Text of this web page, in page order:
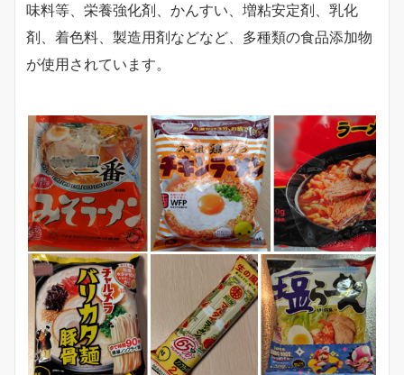
味料等、栄養強化剤、かんすい、増粘安定剤、乳化
剤、着色料、製造用剤などなど、多種類の食品添加物
が使用されています。